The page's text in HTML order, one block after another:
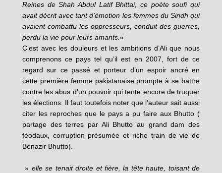
Reines de Shah Abdul Latif Bhittai, ce poète soufi qui
avait décrit avec tant d’émotion les femmes du Sindh qui
avaient combattu les oppresseurs, conduit des guerres,
perdu la vie pour leurs amants. «
C’est avec les douleurs et les ambitions d’Ali que nous
comprenons ce pays tel qu’il est en 2007, fort de ce
regard sur ce passé et porteur d’un espoir ancré en
cette première femme pakistanaise prompte à se battre
contre les abus d’un pouvoir qui tente encore de truquer
les élections. Il faut toutefois noter que l’auteur sait aussi
citer les reproches que le pays a pu faire aux Bhutto (
partage des terres par Ali Bhutto au grand dam des
féodaux, corruption présumée et riche train de vie de
Benazir Bhutto).
» elle se tenait droite et fière, la tête haute, toisant de